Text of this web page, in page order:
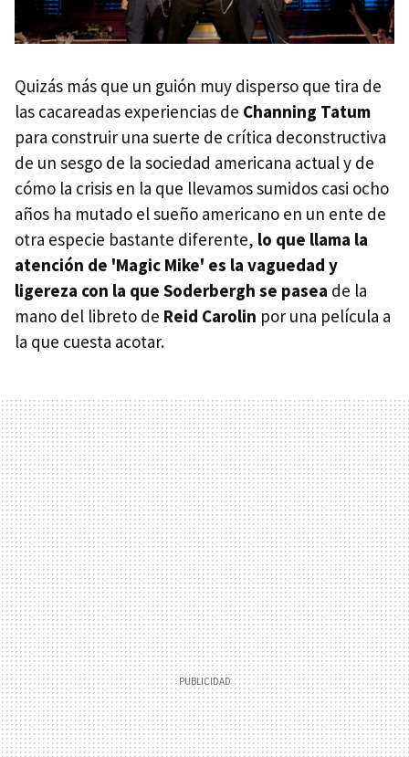
Quizás más que un guión muy disperso que tira de
las cacareadas experiencias de Channing Tatum
para construir una suerte de crítica deconstructiva
de un sesgo de la sociedad americana actual y de
cómo la crisis en la que llevamos sumidos casi ocho
años ha mutado el sueño americano en un ente de
otra especie bastante diferente, lo que llama la
atención de 'Magic Mike' es la vaguedad y
ligereza con la que Soderbergh se pasea de la
mano del libreto de Reid Carolin por una película a
la que cuesta acotar.